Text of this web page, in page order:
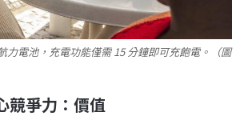
力電池，充電功能僅需 15 分鐘即可充飽電。（圖
競爭力：價值